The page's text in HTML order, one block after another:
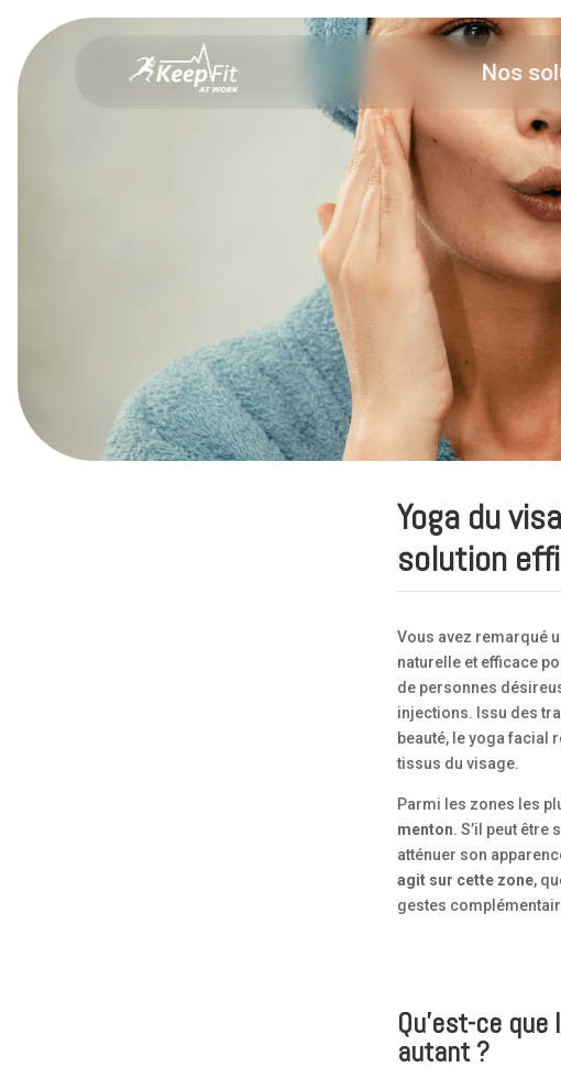
Nos
Yoga du
solution
Vous avez remarqué
naturelle et efficace
de personnes
injections. Issu des
beauté, le yoga facial
tissus du visage.
Parmi les zones les
menton. S’il peut
atténuer son
agit sur cette zone,
gestes
Qu’est-ce
autant ?